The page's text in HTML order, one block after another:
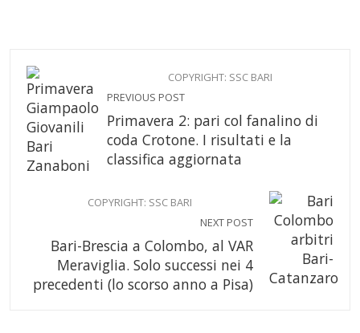
COPYRIGHT: SSC BARI
PREVIOUS POST
Primavera 2: pari col fanalino di
coda Crotone. I risultati e la
classifica aggiornata
COPYRIGHT: SSC BARI
NEXT POST
Bari-Brescia a Colombo, al VAR
Meraviglia. Solo successi nei 4
precedenti (lo scorso anno a Pisa)